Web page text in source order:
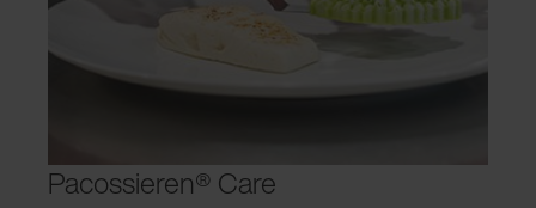
Pacossieren® Care